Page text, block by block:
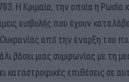
Η Κριμαία, την οποία η
εισβολής που έχουν
Ουκρανίας από την έναρξη του
βάσει μιας συμφωνίας με τη
επιθέσεις σε